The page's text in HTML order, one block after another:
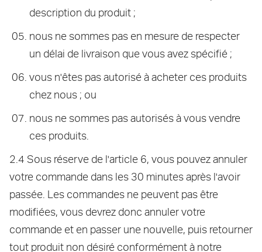
description du produit ;
nous ne sommes pas en mesure de respecter
un délai de livraison que vous avez spécifié ;
vous n'êtes pas autorisé à acheter ces produits
chez nous ; ou
nous ne sommes pas autorisés à vous vendre
ces produits.
2.4 Sous réserve de l'article 6, vous pouvez annuler
votre commande dans les 30 minutes après l'avoir
passée. Les commandes ne peuvent pas être
modifiées, vous devrez donc annuler votre
commande et en passer une nouvelle, puis retourner
tout produit non désiré conformément à notre